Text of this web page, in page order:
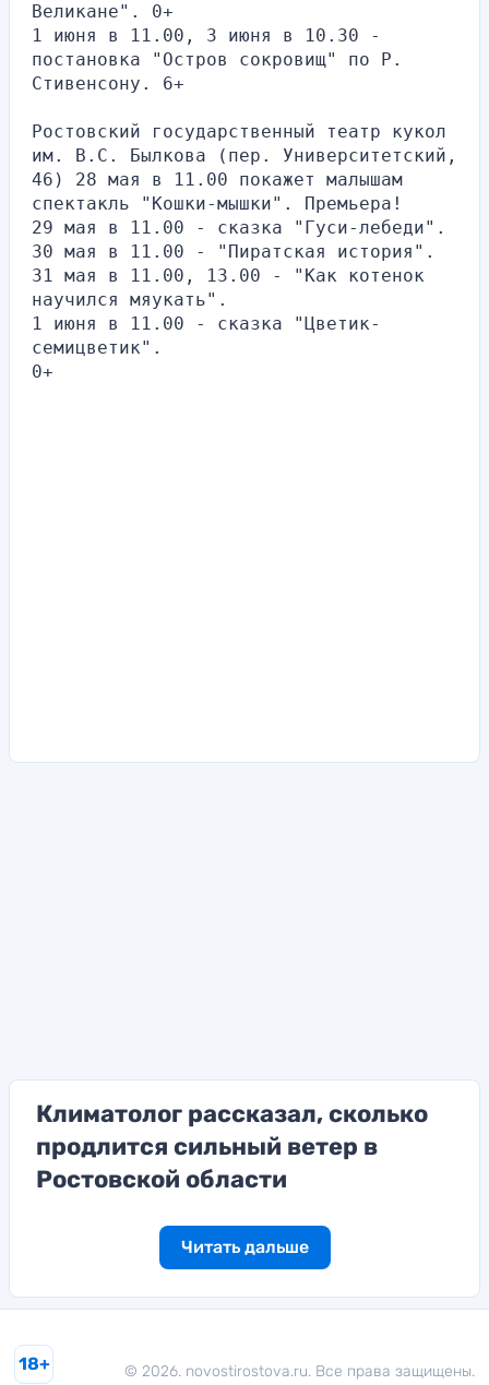
Великане". 0+
1 июня в 11.00, 3 июня в 10.30 -
постановка "Остров сокровищ" по Р.
Стивенсону. 6+
Ростовский государственный театр кукол
им. В.С. Былкова (пер. Университетский,
46) 28 мая в 11.00 покажет малышам
спектакль "Кошки-мышки". Премьера!
29 мая в 11.00 - сказка "Гуси-лебеди".
30 мая в 11.00 - "Пиратская история".
31 мая в 11.00, 13.00 - "Как котенок
научился мяукать".
1 июня в 11.00 - сказка "Цветик-
семицветик".
0+
Климатолог рассказал, сколько
продлится сильный ветер в
Ростовской области
Читать дальше
18+ © 2026. novostirostova.ru. Все права защищены.